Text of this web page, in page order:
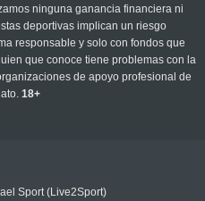
ninguna ganancia financiera ni
deportivas implican un riesgo
responsable y solo con fondos que
que conoce tiene problemas con la
de apoyo profesional de
18+
Sport (Live2Sport)